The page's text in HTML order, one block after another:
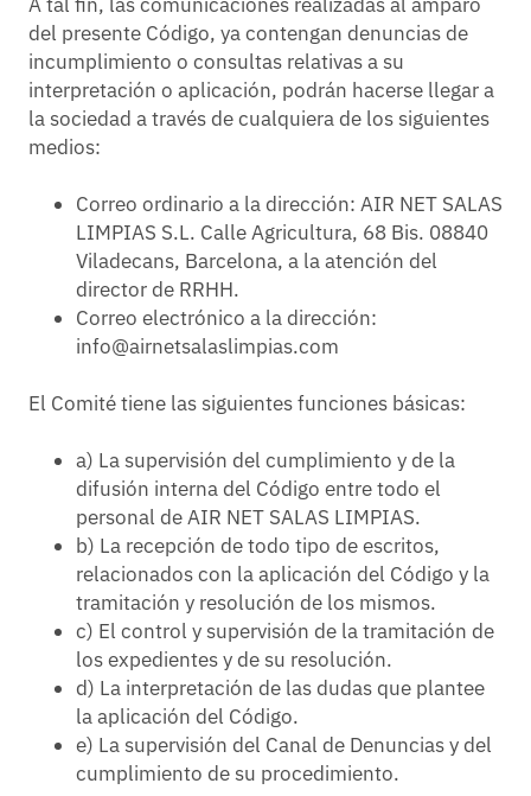
del presente Código, ya contengan denuncias de
incumplimiento o consultas relativas a su
interpretación o aplicación, podrán hacerse llegar a
la sociedad a través de cualquiera de los siguientes
medios:
Correo ordinario a la dirección: AIR NET SALAS
LIMPIAS S.L. Calle Agricultura, 68 Bis. 08840
Viladecans, Barcelona, a la atención del
director de RRHH.
Correo electrónico a la dirección:
info@airnetsalaslimpias.com
El Comité tiene las siguientes funciones básicas:
a) La supervisión del cumplimiento y de la
difusión interna del Código entre todo el
personal de AIR NET SALAS LIMPIAS.
b) La recepción de todo tipo de escritos,
relacionados con la aplicación del Código y la
tramitación y resolución de los mismos.
c) El control y supervisión de la tramitación de
los expedientes y de su resolución.
d) La interpretación de las dudas que plantee
la aplicación del Código.
e) La supervisión del Canal de Denuncias y del
cumplimiento de su procedimiento.